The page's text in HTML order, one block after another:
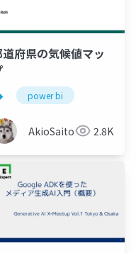
azure
府県の気候値マッ
power bi
AkioSaitoh 2.8K